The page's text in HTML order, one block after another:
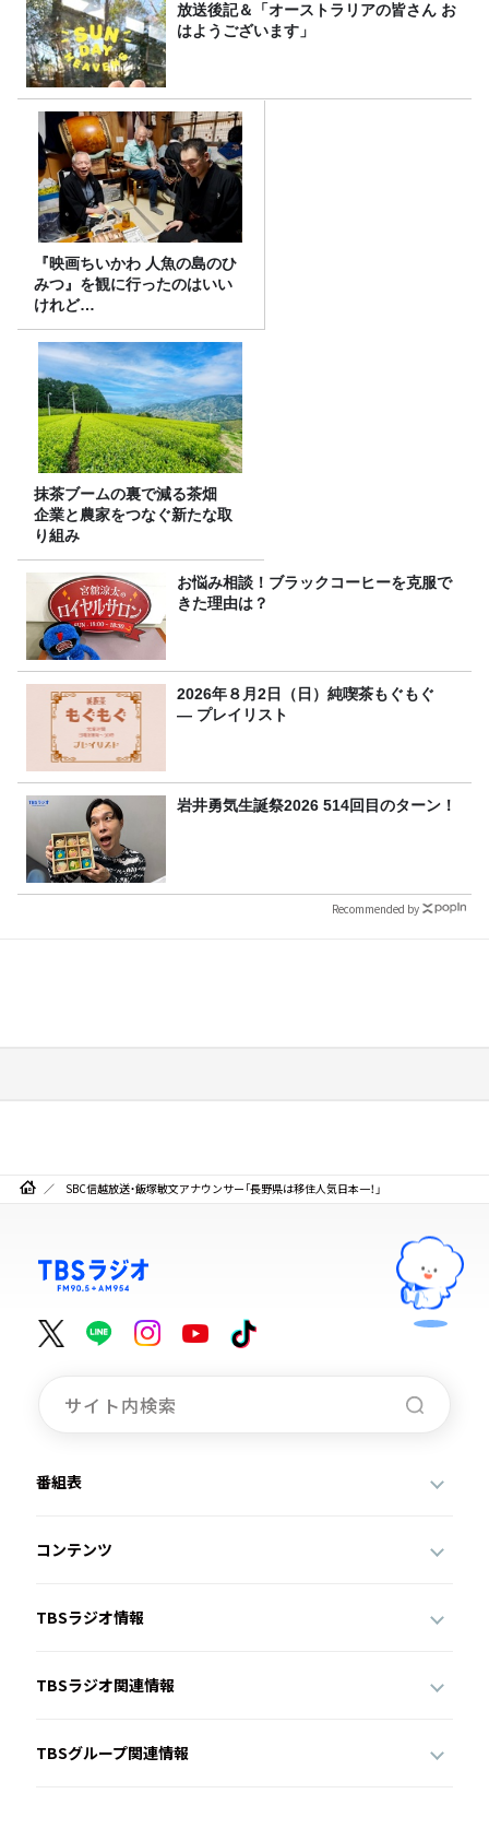
放送後記＆「オーストラリアの皆さん お
はようございます」
『映画ちいかわ 人魚の島のひ
みつ』を観に行ったのはいい
けれど…
抹茶ブームの裏で減る茶畑
企業と農家をつなぐ新たな取
り組み
お悩み相談！ブラックコーヒーを克服で
きた理由は？
2026年８月2日（日）純喫茶もぐもぐ
― プレイリスト
岩井勇気生誕祭2026 514回目のターン！
Recommended by
SBC信越放送・飯塚敏文アナウンサー「長野県は移住人気日本一！」
番組表
コンテンツ
TBSラジオ情報
TBSラジオ関連情報
TBSグループ関連情報